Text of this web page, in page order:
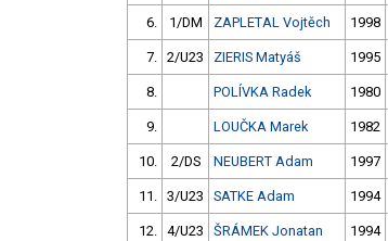
6. 1/DM ZAPLETAL Vojtěch 1998
7. 2/U23 ZIERIS Matyáš 1995
8. POLÍVKA Radek 1980
9. LOUČKA Marek 1982
10. 2/DS NEUBERT Adam 1997
11. 3/U23 SATKE Adam 1994
12. 4/U23 ŠRÁMEK Jonatan 1994